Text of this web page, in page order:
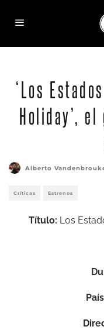
‘Los
Holiday’,
Alberto
Críticas Estrenos
Título: Los